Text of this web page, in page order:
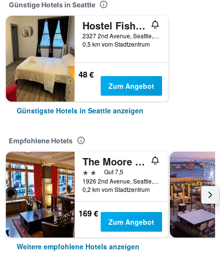
Günstige Hotels in Seattle
Hostel Fish Seattle
2327 2nd Avenue, Seattle, WA, USA
0,5 km vom Stadtzentrum
48 €
Zum Angebot
Günstigste Hotels in Seattle anzeigen
Empfohlene Hotels
The Moore Hotel
2 SterneGut 7,5
1926 2nd Avenue, Seattle, WA, USA
0,2 km vom Stadtzentrum
169 €
Zum Angebot
Weitere empfohlene Hotels anzeigen